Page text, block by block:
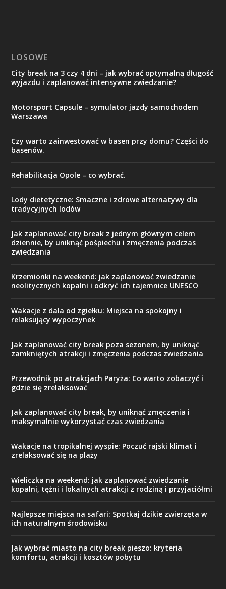
LOSOWE
City break na 3 czy 4 dni – jak wybrać optymalną długość
wyjazdu i zaplanować intensywne zwiedzanie?
Motorsport Capsule – symulator jazdy samochodem
Warszawa
Czy warto zainwestować w basen przy domu? Części do
basenów.
Rehabilitacja Opole – co wybrać.
Lody dietetyczne: Smaczne i zdrowe alternatywy dla
tradycyjnych lodów
Jak zaplanować city break z jednym głównym celem
dziennie, by uniknąć pośpiechu i zmęczenia podczas
zwiedzania
Krzemionki na weekend: jak zaplanować zwiedzanie
neolitycznych kopalni i odkryć ich tajemnice UNESCO
Wakacje z dala od zgiełku: Miejsca na spokojny i
relaksujący wypoczynek
Jak zaplanować city break poza sezonem, by uniknąć
zamkniętych atrakcji i zmęczenia podczas zwiedzania
Przewodnik po atrakcjach Paryża: Co warto zobaczyć i
gdzie się zrelaksować
Jak zaplanować city break, by uniknąć zmęczenia i
maksymalnie wykorzystać czas zwiedzania
Wakacje na tropikalnej wyspie: Poczuć rajski klimat i
zrelaksować się na plaży
Wieliczka na weekend: jak zaplanować zwiedzanie
kopalni, tężni i lokalnych atrakcji z rodziną i przyjaciółmi
Najlepsze miejsca na safari: Spotkaj dzikie zwierzęta w
ich naturalnym środowisku
Jak wybrać miasto na city break pieszo: kryteria
komfortu, atrakcji i kosztów pobytu